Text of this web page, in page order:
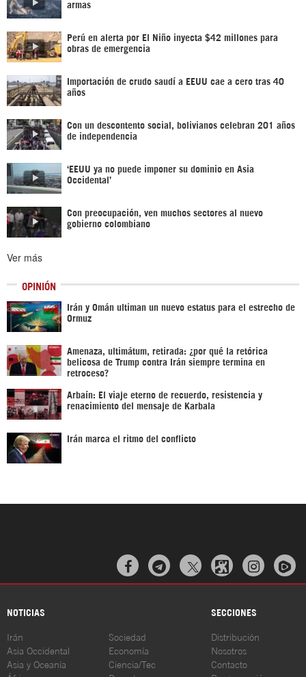
armas
Perú en alerta por El Niño inyecta $42 millones para
obras de emergencia
Importación de crudo saudí a EEUU cae a cero tras 40
años
Con un descontento social, bolivianos celebran 201 años
de independencia
‘EEUU ya no puede imponer su dominio en Asia
Occidental’
Con preocupación, ven muchos sectores al nuevo
gobierno colombiano
Ver más
OPINIÓN
Irán y Omán ultiman un nuevo estatus para el estrecho de
Ormuz
Amenaza, ultimátum, retirada: ¿por qué la retórica
belicosa de Trump contra Irán siempre termina en
retroceso?
Arbaín: El viaje eterno de recuerdo, resistencia y
renacimiento del mensaje de Karbala
Irán marca el ritmo del conflicto
  
NOTICIAS SECCIONES
Irán
Asia Occidental
Asia y Oceanía
Sociedad
Economía
Ciencia/Tec
Distribución
Nosotros
Contacto